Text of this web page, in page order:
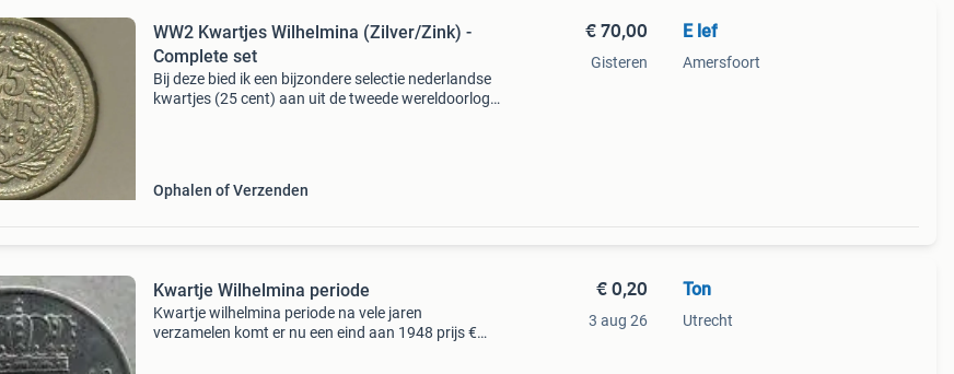
WW2 Kwartjes Wilhelmina (Zilver/Zink) -
Complete set
Bij deze bied ik een bijzondere selectie nederlandse
kwartjes (25 cent) aan uit de tweede wereldoorlog.
Ophalen of Verzenden
€ 70,00
Gisteren
E lef
Amersfoort
Kwartje Wilhelmina periode
Kwartje wilhelmina periode na vele jaren
verzamelen komt er nu een eind aan 1948 prijs €
€ 0,20
3 aug 26
Ton
Utrecht